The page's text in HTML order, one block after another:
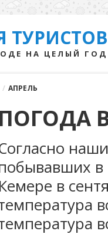
ТУРИСТОВ
НА ЦЕЛЫЙ ГОД
/ АПРЕЛЬ
ПОГОДА
в
Кемере в